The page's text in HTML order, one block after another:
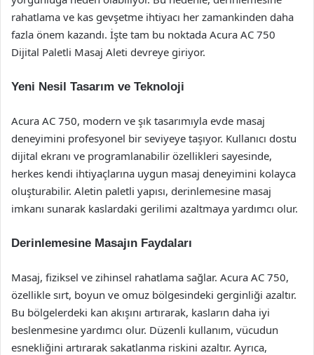
rahatlama ve kas gevşetme ihtiyacı her zamankinden daha
fazla önem kazandı. İşte tam bu noktada Acura AC 750
Dijital Paletli Masaj Aleti devreye giriyor.
Yeni Nesil Tasarım ve Teknoloji
Acura AC 750, modern ve şık tasarımıyla evde masaj
deneyimini profesyonel bir seviyeye taşıyor. Kullanıcı dostu
dijital ekranı ve programlanabilir özellikleri sayesinde,
herkes kendi ihtiyaçlarına uygun masaj deneyimini kolayca
oluşturabilir. Aletin paletli yapısı, derinlemesine masaj
imkanı sunarak kaslardaki gerilimi azaltmaya yardımcı olur.
Derinlemesine Masajın Faydaları
Masaj, fiziksel ve zihinsel rahatlama sağlar. Acura AC 750,
özellikle sırt, boyun ve omuz bölgesindeki gerginliği azaltır.
Bu bölgelerdeki kan akışını artırarak, kasların daha iyi
beslenmesine yardımcı olur. Düzenli kullanım, vücudun
esnekliğini artırarak sakatlanma riskini azaltır. Ayrıca,